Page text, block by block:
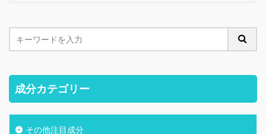
成分カテゴリー
その他注目成分